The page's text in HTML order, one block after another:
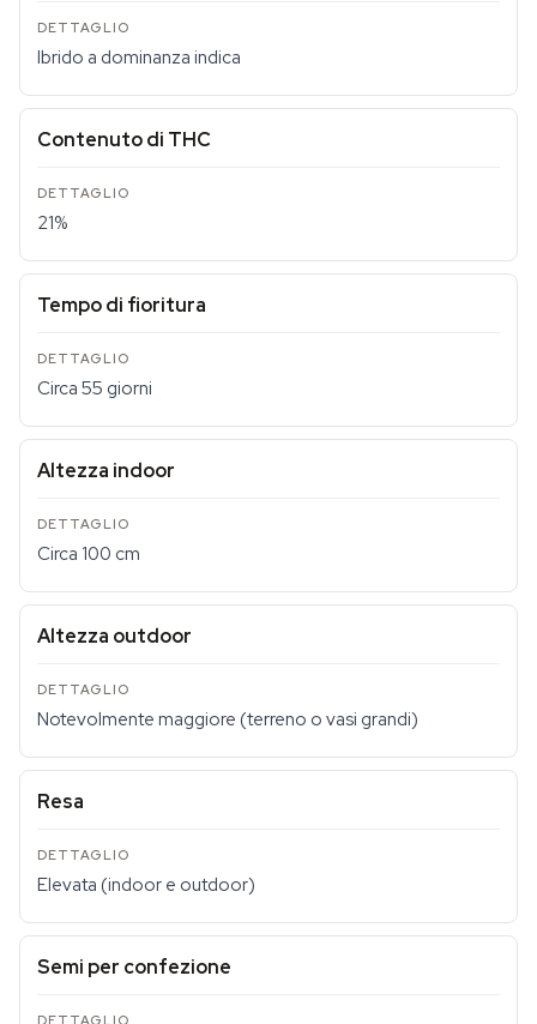
Ibrido a dominanza indica
Contenuto di THC
21%
Tempo di fioritura
Circa 55 giorni
Altezza indoor
Circa 100 cm
Altezza outdoor
Notevolmente maggiore (terreno o vasi grandi)
Resa
Elevata (indoor e outdoor)
Semi per confezione